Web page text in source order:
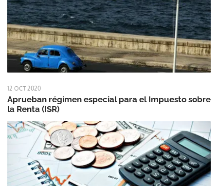
12 OCT 2020
Aprueban régimen especial para el Impuesto sobre
la Renta (ISR)